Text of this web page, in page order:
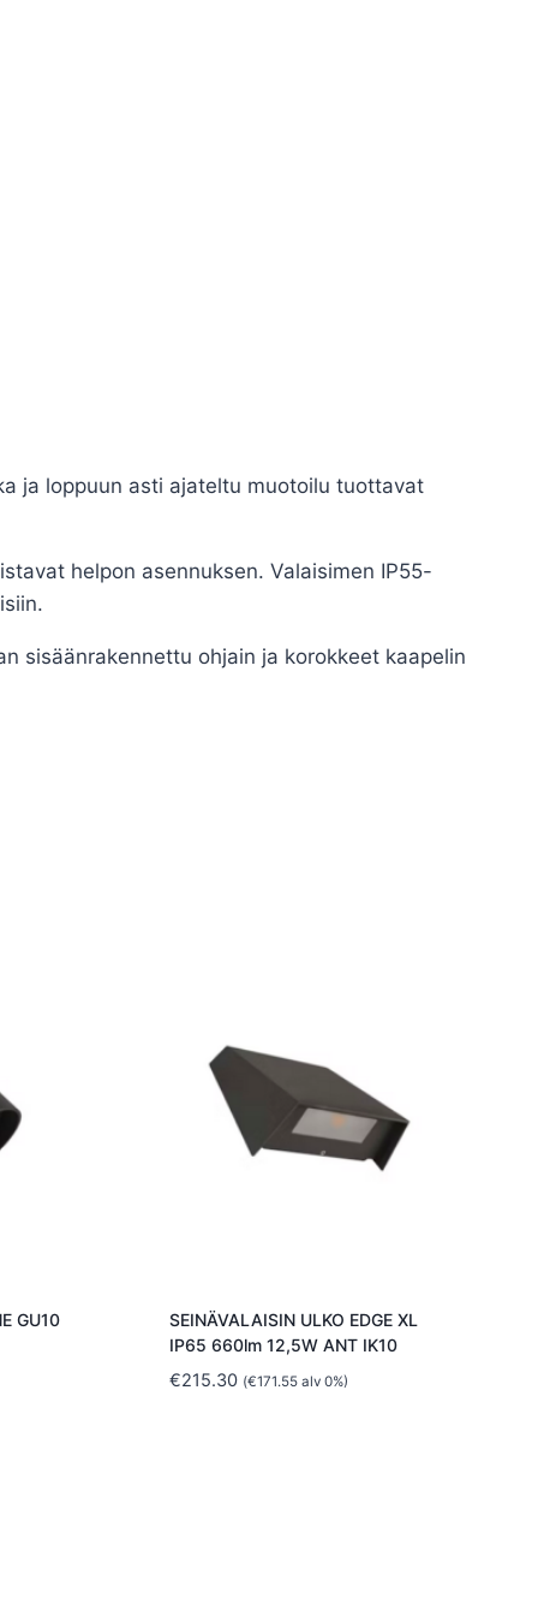
ja loppuun asti ajateltu muotoilu tuottavat
helpon asennuksen. Valaisimen IP55-
sisäänrakennettu ohjain ja korokkeet kaapelin
GU10
SEINÄVALAISIN ULKO EDGE XL
IP65 660lm 12,5W ANT IK10
€215.30 (€171.55 alv 0%)